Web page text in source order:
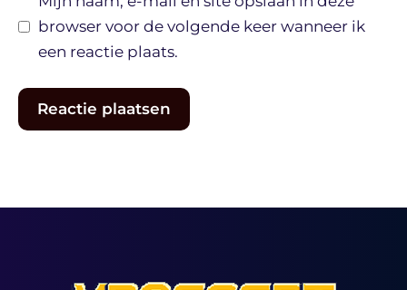
browser voor de volgende keer wanneer ik
een reactie plaats.